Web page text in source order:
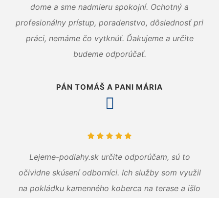
dome a sme nadmieru spokojní. Ochotný a
profesionálny prístup, poradenstvo, dôslednosť pri
práci, nemáme čo vytknúť. Ďakujeme a určite
budeme odporúčať.
PÁN TOMÁŠ A PANI MÁRIA
Lejeme-podlahy.sk určite odporúčam, sú to
očividne skúsení odborníci. Ich služby som využil
na pokládku kamenného koberca na terase a išlo